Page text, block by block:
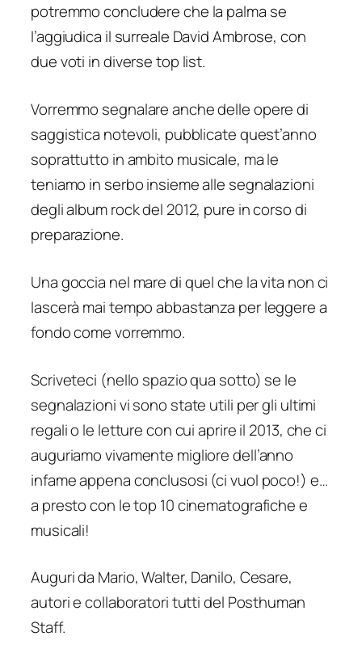
potremmo concludere che la palma se
l’aggiudica il surreale David Ambrose, con
due voti in diverse top list.
Vorremmo segnalare anche delle opere di
saggistica notevoli, pubblicate quest’anno
soprattutto in ambito musicale, ma le
teniamo in serbo insieme alle segnalazioni
degli album rock del 2012, pure in corso di
preparazione.
Una goccia nel mare di quel che la vita non ci
lascerà mai tempo abbastanza per leggere a
fondo come vorremmo.
Scriveteci (nello spazio qua sotto) se le
segnalazioni vi sono state utili per gli ultimi
regali o le letture con cui aprire il 2013, che ci
auguriamo vivamente migliore dell’anno
infame appena conclusosi (ci vuol poco!) e…
a presto con le top 10 cinematografiche e
musicali!
Auguri da Mario, Walter, Danilo, Cesare,
autori e collaboratori tutti del Posthuman
Staff.